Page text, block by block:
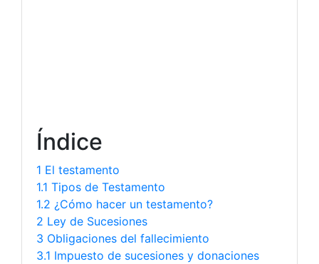
Índice
1 El testamento
1.1 Tipos de Testamento
1.2 ¿Cómo hacer un testamento?
2 Ley de Sucesiones
3 Obligaciones del fallecimiento
3.1 Impuesto de sucesiones y donaciones